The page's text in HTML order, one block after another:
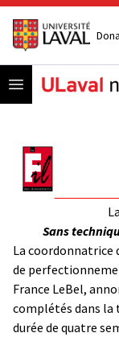
Open menu
Sans
La
de
France LeBel,
complétés dans la
durée de quatre